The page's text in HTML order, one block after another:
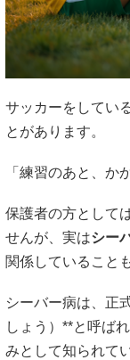
サッカーをしてい
とがあります。
「練習のあと、か
保護者の方として
せんが、実はシー
関係していること
シーバー病は、正
しょう）**と呼ば
みとして知られて